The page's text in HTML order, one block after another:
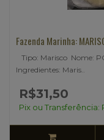
Fazenda Marinha:
Tipo: Marisco Nome:
Ingredientes: Maris..
R$31,50
Pix ou Transferência: